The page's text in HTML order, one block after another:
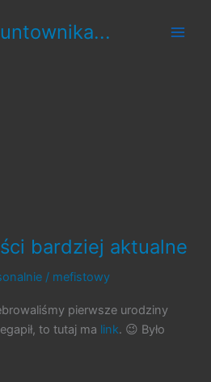
bardziej aktualne
/ mefistowy
pierwsze urodziny
to tutaj ma link. 😉 Było